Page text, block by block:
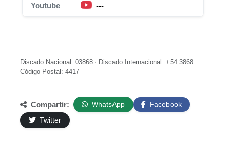
Youtube ---
Discado Nacional: 03868 · Discado Internacional: +54 3868
Código Postal: 4417
Compartir: WhatsApp
Facebook
Twitter